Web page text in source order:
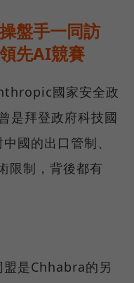
盤手一同訪
先AI競賽
國家安全政
是拜登政府科技國
國的出口管制、
限制，背後都有
是Chhabra的另